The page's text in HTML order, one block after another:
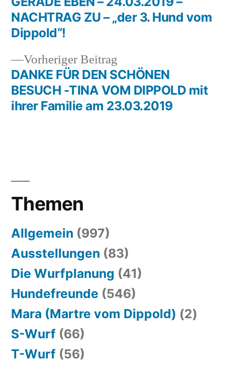
Beitragsnavigation
Vorheriger Beitrag
Beitrag:
DANKE FÜR DEN SCHÖNEN
BESUCH -TINA VOM DIPPOLD mit
ihrer Familie am 23.03.2019
NACHTRAG ZU – „der 3. Hund vom
Dippold“!
Themen
Allgemein (997)
Ausstellungen (83)
Die Wurfplanung (41)
Hundefreunde (546)
Mara (Martre vom Dippold) (2)
S-Wurf (66)
T-Wurf (56)